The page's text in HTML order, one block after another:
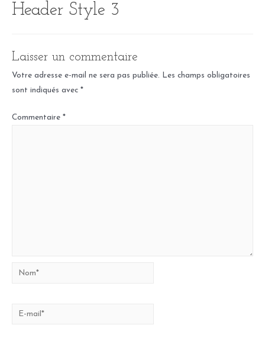
AllerHeader Style 3
Laisser un commentaire
Votre adresse e-mail ne sera pas publiée.
Les champs obligatoires
sont indiqués avec *
Commentaire *
Nom*
E-